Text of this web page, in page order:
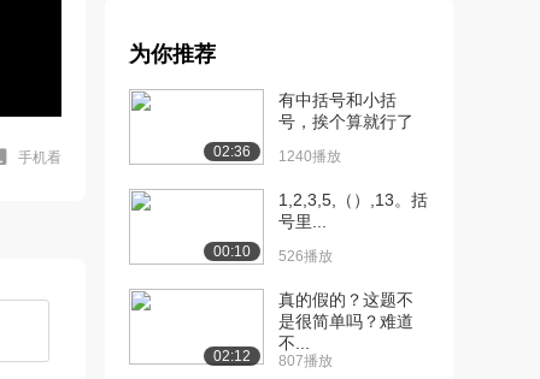
手机看
（下）
[7] 4.8 画图解决问题练习
13:07
[8] 4.8 画图解决问题练习
[9] 6.2 两位数加一位数、
整十数（一...
13:57
为你推荐
02:36
有中括号和小括
号，挨个算就行了
1240播放
00:10
1,2,3,5,（）,13。括
号里...
526播放
02:12
真的假的？这题不
是很简单吗？难道
不...
807播放